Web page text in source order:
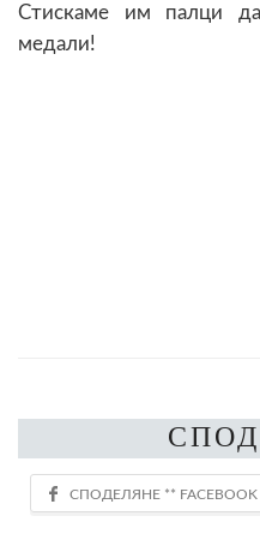
Стискаме им палци
медали!